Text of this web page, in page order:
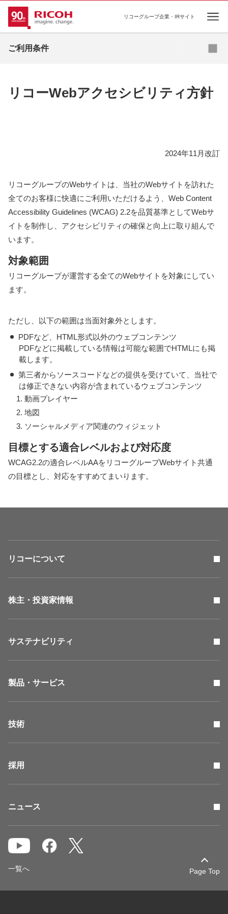
リコーグループ企業・IRサイト
ご利用条件
ご利用条件
リコーWebアクセシビリティ方針
2024年11月改訂
リコーグループのWebサイトは、当社のWebサイトを訪れた
全てのお客様に快適にご利用いただけるよう、Web Content
Accessibility Guidelines (WCAG) 2.2を品質基準としてWebサ
イトを制作し、アクセシビリティの確保と向上に取り組んで
います。
対象範囲
リコーグループが運営する全てのWebサイトを対象にしてい
ます。
ただし、以下の範囲は当面対象外とします。
PDFなど、HTML形式以外のウェブコンテンツ
PDFなどに掲載している情報は可能な範囲でHTMLにも掲
載します。
第三者からソースコードなどの提供を受けていて、当社で
は修正できない内容が含まれているウェブコンテンツ
1. 動画プレイヤー
2. 地図
3. ソーシャルメディア関連のウィジェット
目標とする適合レベルおよび対応度
WCAG2.2の適合レベルAAをリコーグループWebサイト共通
の目標とし、対応をすすめてまいります。
リコーについて
株主・投資家情報
サステナビリティ
製品・サービス
技術
採用
ニュース
Page Top
一覧へ